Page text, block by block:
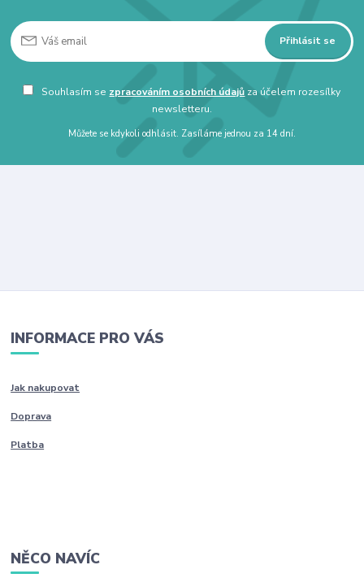
Přihlásit se
Souhlasím se zpracováním osobních údajů za účelem rozesílky
newsletteru.
Můžete se kdykoli odhlásit. Zasíláme jednou za 14 dní.
INFORMACE PRO VÁS
Jak nakupovat
Doprava
Platba
NĚCO NAVÍC